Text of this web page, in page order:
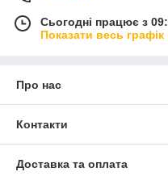
Сьогодні працює з
Показати весь
Про нас
Контакти
Доставка та оплата